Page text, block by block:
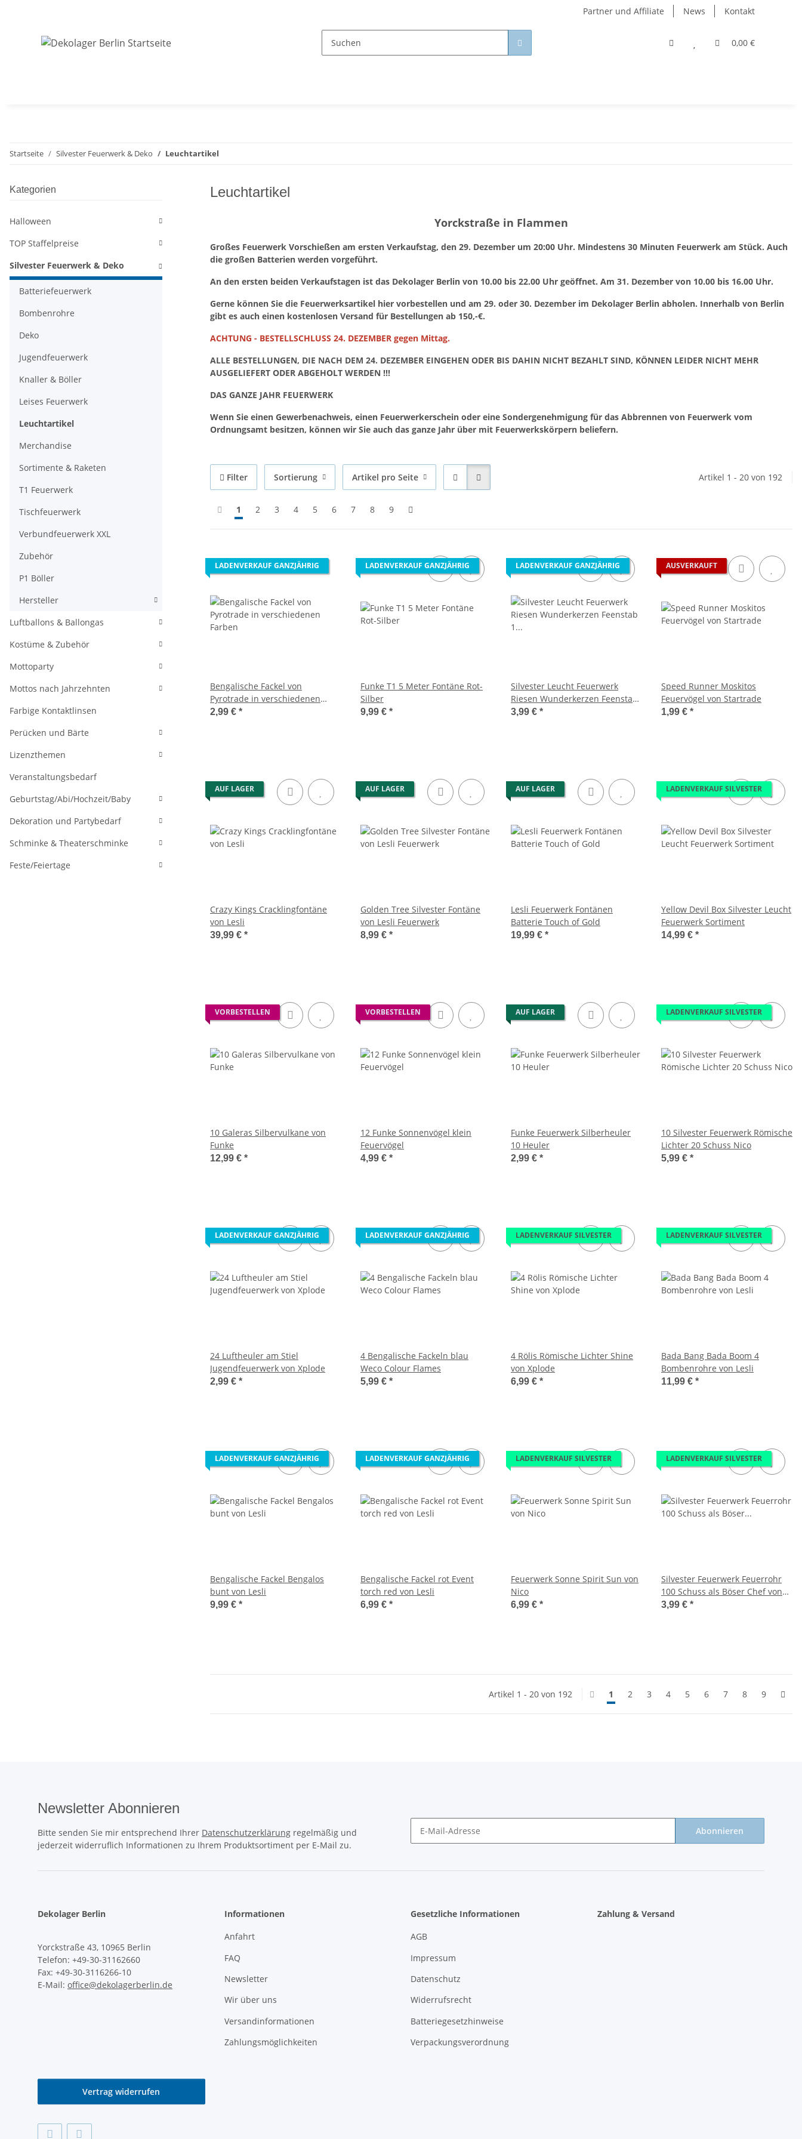
Partner und Affiliate News Kontakt
0,00 €
Startseite Silvester Feuerwerk & Deko Leuchtartikel
Leuchtartikel
Yorckstraße in Flammen
Großes Feuerwerk Vorschießen am ersten Verkaufstag, den 29. Dezember um 20:00 Uhr. Mindestens 30 Minuten Feuerwerk am Stück. Auch
die großen Batterien werden vorgeführt.
An den ersten beiden Verkaufstagen ist das Dekolager Berlin von 10.00 bis 22.00 Uhr geöffnet. Am 31. Dezember von 10.00 bis 16.00 Uhr.
Gerne können Sie die Feuerwerksartikel hier vorbestellen und am 29. oder 30. Dezember im Dekolager Berlin abholen. Innerhalb von Berlin
gibt es auch einen kostenlosen Versand für Bestellungen ab 150,-€.
ACHTUNG - BESTELLSCHLUSS 24. DEZEMBER gegen Mittag.
ALLE BESTELLUNGEN, DIE NACH DEM 24. DEZEMBER EINGEHEN ODER BIS DAHIN NICHT BEZAHLT SIND, KÖNNEN LEIDER NICHT MEHR
AUSGELIEFERT ODER ABGEHOLT WERDEN !!!
DAS GANZE JAHR FEUERWERK
Wenn Sie einen Gewerbenachweis, einen Feuerwerkerschein oder eine Sondergenehmigung für das Abbrennen von Feuerwerk vom
Ordnungsamt besitzen, können wir Sie auch das ganze Jahr über mit Feuerwerkskörpern beliefern.
Filter Sortierung Artikel pro Seite Artikel 1 - 20 von 192
1 2 3 4 5 6 7 8 9
LADENVERKAUF GANZJÄHRIG
Bengalische Fackel von
Pyrotrade in verschiedenen
Farben
2,99 € *
LADENVERKAUF GANZJÄHRIG
Funke T1 5 Meter Fontäne Rot-
Silber
9,99 € *
LADENVERKAUF GANZJÄHRIG
Silvester Leucht Feuerwerk
Riesen Wunderkerzen Feenstab
1 Meter
3,99 € *
AUSVERKAUFT
Speed Runner Moskitos
Feuervögel von Startrade
1,99 € *
AUF LAGER
Crazy Kings Cracklingfontäne
von Lesli
39,99 € *
AUF LAGER
Golden Tree Silvester Fontäne
von Lesli Feuerwerk
8,99 € *
AUF LAGER
Lesli Feuerwerk Fontänen
Batterie Touch of Gold
19,99 € *
LADENVERKAUF SILVESTER
Yellow Devil Box Silvester Leucht
Feuerwerk Sortiment
14,99 € *
VORBESTELLEN
10 Galeras Silbervulkane von
Funke
12,99 € *
VORBESTELLEN
12 Funke Sonnenvögel klein
Feuervögel
4,99 € *
AUF LAGER
Funke Feuerwerk Silberheuler
10 Heuler
2,99 € *
LADENVERKAUF SILVESTER
10 Silvester Feuerwerk Römische
Lichter 20 Schuss Nico
5,99 € *
LADENVERKAUF GANZJÄHRIG
24 Luftheuler am Stiel
Jugendfeuerwerk von Xplode
2,99 € *
LADENVERKAUF GANZJÄHRIG
4 Bengalische Fackeln blau
Weco Colour Flames
5,99 € *
LADENVERKAUF SILVESTER
4 Rölis Römische Lichter Shine
von Xplode
6,99 € *
LADENVERKAUF SILVESTER
Bada Bang Bada Boom 4
Bombenrohre von Lesli
11,99 € *
LADENVERKAUF GANZJÄHRIG
Bengalische Fackel Bengalos
bunt von Lesli
9,99 € *
LADENVERKAUF GANZJÄHRIG
Bengalische Fackel rot Event
torch red von Lesli
6,99 € *
LADENVERKAUF SILVESTER
Feuerwerk Sonne Spirit Sun von
Nico
6,99 € *
LADENVERKAUF SILVESTER
Silvester Feuerwerk Feuerrohr
100 Schuss als Böser Chef von
Lesli
3,99 € *
Artikel 1 - 20 von 192 1 2 3 4 5 6 7 8 9
Kategorien
Halloween
TOP Staffelpreise
Silvester Feuerwerk & Deko
Batteriefeuerwerk
Bombenrohre
Deko
Jugendfeuerwerk
Knaller & Böller
Leises Feuerwerk
Leuchtartikel
Merchandise
Sortimente & Raketen
T1 Feuerwerk
Tischfeuerwerk
Verbundfeuerwerk XXL
Zubehör
P1 Böller
Hersteller
Luftballons & Ballongas
Kostüme & Zubehör
Mottoparty
Mottos nach Jahrzehnten
Farbige Kontaktlinsen
Perücken und Bärte
Lizenzthemen
Veranstaltungsbedarf
Geburtstag/Abi/Hochzeit/Baby
Dekoration und Partybedarf
Schminke & Theaterschminke
Feste/Feiertage
Newsletter Abonnieren
Bitte senden Sie mir entsprechend Ihrer Datenschutzerklärung regelmäßig und
jederzeit widerruflich Informationen zu Ihrem Produktsortiment per E-Mail zu.
Abonnieren
Dekolager Berlin
Yorckstraße 43, 10965 Berlin
Telefon: +49-30-31162660
Fax: +49-30-3116266-10
E-Mail: office@dekolagerberlin.de
Informationen
Anfahrt
FAQ
Newsletter
Wir über uns
Versandinformationen
Zahlungsmöglichkeiten
Gesetzliche Informationen
AGB
Impressum
Datenschutz
Widerrufsrecht
Batteriegesetzhinweise
Verpackungsverordnung
Zahlung & Versand
Vertrag widerrufen